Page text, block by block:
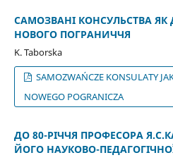
САМОЗВАНІ КОНСУЛЬСТВА
НОВОГО ПОГРАНИЧЧЯ
K. Taborska
SAMOZWAŃCZE KONSULATY
NOWEGO POGRANICZA
ДО 80-РІЧЧЯ ПРОФЕСОРА
ЙОГО НАУКОВО-